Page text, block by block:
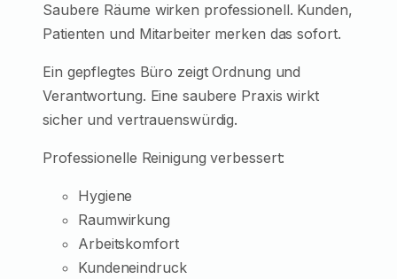
Saubere Räume wirken professionell. Kunden,
Patienten und Mitarbeiter merken das sofort.
Ein gepflegtes Büro zeigt Ordnung und
Verantwortung. Eine saubere Praxis wirkt
sicher und vertrauenswürdig.
Professionelle Reinigung verbessert:
Hygiene
Raumwirkung
Arbeitskomfort
Kundeneindruck